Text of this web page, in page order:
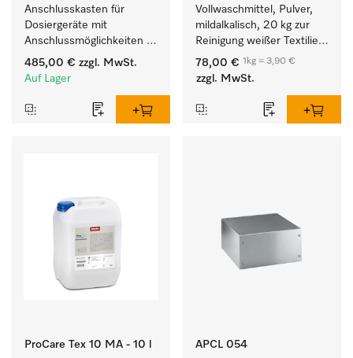
Anschlusskasten für
Dosiergeräte mit
Anschlussmöglichkeiten
für maximal 6
Dosierpumpen.
485,00 € zzgl. MwSt.
Auf Lager
Vollwaschmittel, Pulver,
mildalkalisch, 20 kg zur
Reinigung weißer Textilien
und farbechter
Buntwäsche.
78,00 € 1kg = 3,90 €
zzgl. MwSt.
ProCare Tex 10 MA - 10 l APCL 054